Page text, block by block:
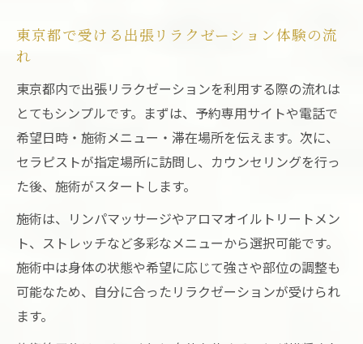
パケア体験
ョン活用法
東京都で人気のリンパマッサージ効果とポ
イント
寝る前の東京出張リラクゼーションで深い
安らぎを
質の良い眠りを促す東京出張リラクゼーシ
ョン術
忙しい毎日に効く東京出張エステの魅力とは
東京出張リラクゼーションとエステの違い
東京都で受ける出張リラクゼーション体験の流
れ
東京都内で出張リラクゼーションを利用する際の流れは
とてもシンプルです。まずは、予約専用サイトや電話で
希望日時・施術メニュー・滞在場所を伝えます。次に、
セラピストが指定場所に訪問し、カウンセリングを行っ
た後、施術がスタートします。
施術は、リンパマッサージやアロマオイルトリートメン
ト、ストレッチなど多彩なメニューから選択可能です。
施術中は身体の状態や希望に応じて強さや部位の調整も
可能なため、自分に合ったリラクゼーションが受けられ
ます。